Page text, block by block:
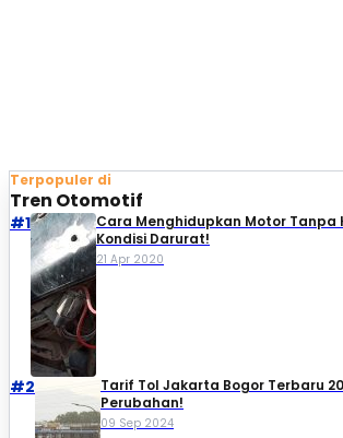
Terpopuler di
Tren Otomotif
#1
Cara Menghidupkan Motor Tanpa
Kondisi Darurat!
21 Apr 2020
#2
Tarif Tol Jakarta Bogor Terbaru
Perubahan!
09 Sep 2024